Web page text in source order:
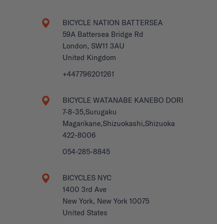
BICYCLE NATION BATTERSEA
59A Battersea Bridge Rd
London, SW11 3AU
United Kingdom
+447796201261
BICYCLE WATANABE KANEBO DORI
7-8-35,Surugaku
Magarikane,Shizuokashi,Shizuoka
422-8006
054-285-8845
BICYCLES NYC
1400 3rd Ave
New York, New York 10075
United States